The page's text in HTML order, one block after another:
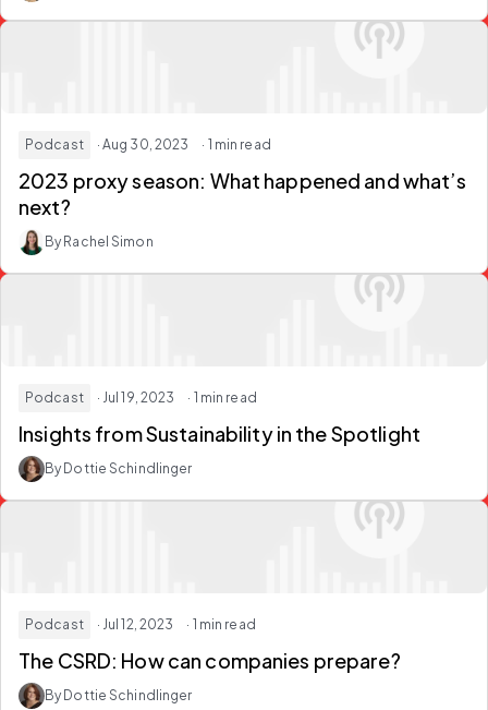
Podcast · Aug 30, 2023 · 1 min read
2023 proxy season: What happened and what’s
next?
By Rachel Simon
Podcast · Jul 19, 2023 · 1 min read
Insights from Sustainability in the Spotlight
By Dottie Schindlinger
Podcast · Jul 12, 2023 · 1 min read
The CSRD: How can companies prepare?
By Dottie Schindlinger